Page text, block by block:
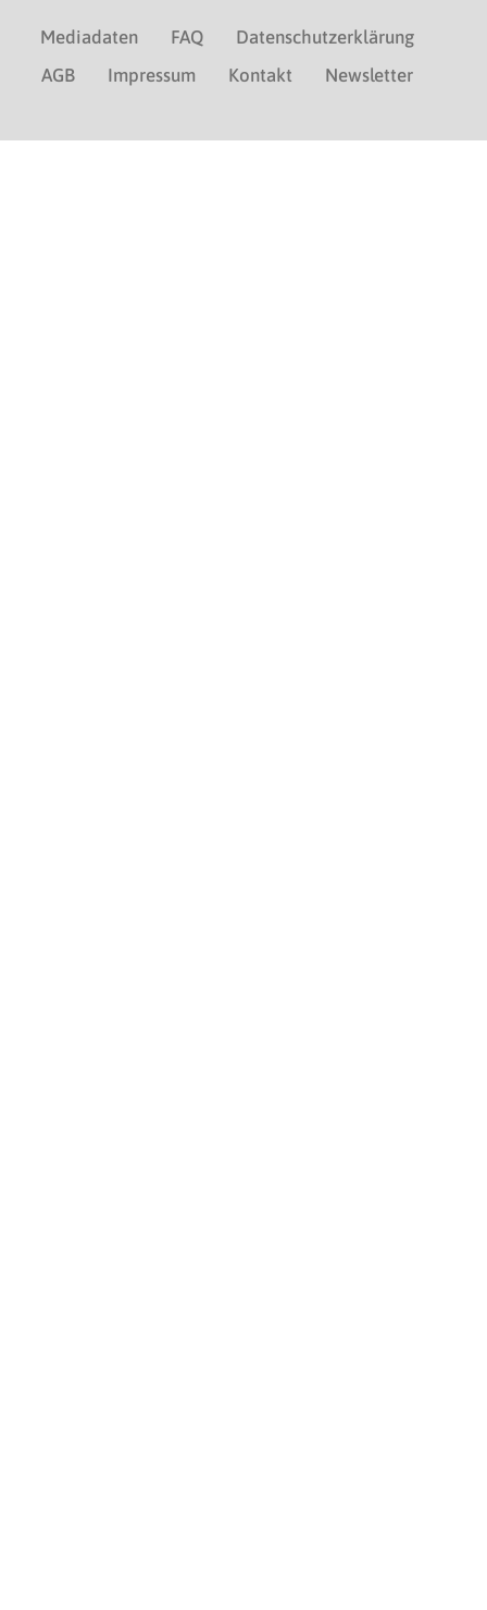
Mediadaten FAQ
Datenschutzerklärung
AGB
Impressum Kontakt Newsletter